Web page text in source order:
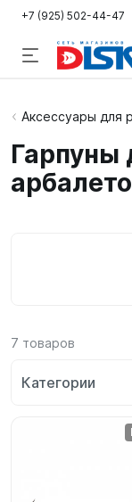
+7 (925) 502-44-47
Подводная
Дайвинг
Аксессуары для
Гарпуны
7 товаров
Категории